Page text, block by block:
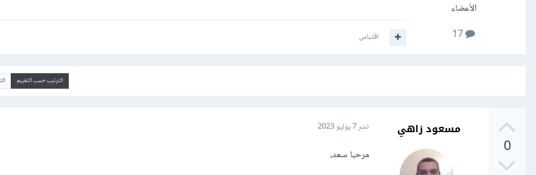
الأعضاء
اقتباس
الترتيب حسب التقييم
0
مسعود زاهي نشر7 يوليو 2023
مرحبا سعد،